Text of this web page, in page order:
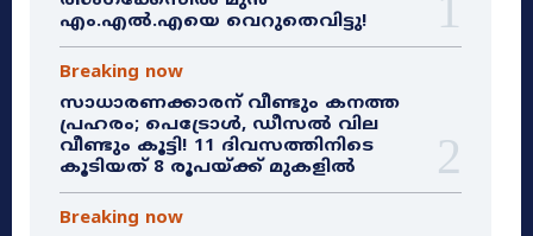
എം.എൽ.എയെ വെറുതെവിട്ടു!
Breaking now
സാധാരണക്കാരന് വീണ്ടും കനത്ത
പ്രഹരം; പെട്രോൾ, ഡീസൽ വില
വീണ്ടും കൂട്ടി! 11 ദിവസത്തിനിടെ
കൂടിയത് 8 രൂപയ്ക്ക് മുകളിൽ
Breaking now